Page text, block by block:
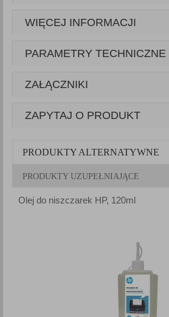
WIĘCEJ INFORMACJI
PARAMETRY TECHNICZNE
ZAŁĄCZNIKI
ZAPYTAJ O PRODUKT
PRODUKTY ALTERNATYWNE
PRODUKTY UZUPEŁNIAJĄCE
Olej do niszczarek HP, 120ml